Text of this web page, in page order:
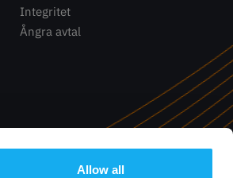
Allow all
Integritet
Ångra avtal